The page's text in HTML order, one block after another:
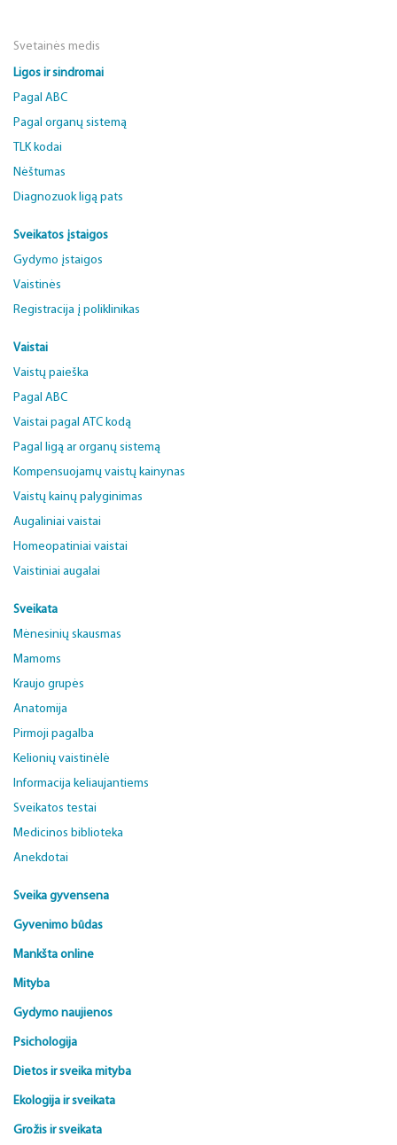
Svetainės medis
Ligos ir sindromai
Pagal ABC
Pagal organų sistemą
TLK kodai
Nėštumas
Diagnozuok ligą pats
Sveikatos įstaigos
Gydymo įstaigos
Vaistinės
Registracija į poliklinikas
Vaistai
Vaistų paieška
Pagal ABC
Vaistai pagal ATC kodą
Pagal ligą ar organų sistemą
Kompensuojamų vaistų kainynas
Vaistų kainų palyginimas
Augaliniai vaistai
Homeopatiniai vaistai
Vaistiniai augalai
Sveikata
Mėnesinių skausmas
Mamoms
Kraujo grupės
Anatomija
Pirmoji pagalba
Kelionių vaistinėlė
Informacija keliaujantiems
Sveikatos testai
Medicinos biblioteka
Anekdotai
Sveika gyvensena
Gyvenimo būdas
Mankšta online
Mityba
Gydymo naujienos
Psichologija
Dietos ir sveika mityba
Ekologija ir sveikata
Grožis ir sveikata